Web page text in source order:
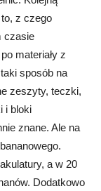
z czego
czasie
materiały z
sposób na
zeszyty, teczki,
i bloki
znane. Ale na
a w 20
Dodatkowo